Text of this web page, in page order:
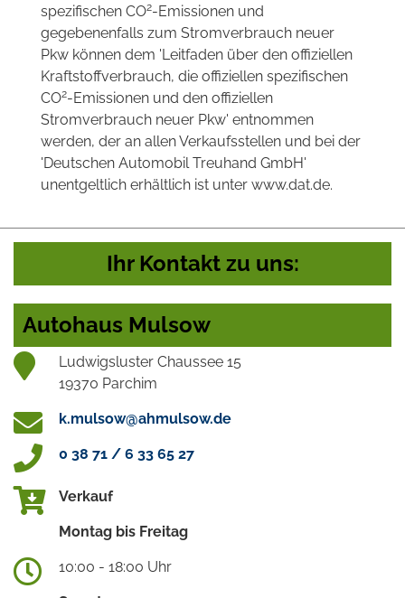
spezifischen CO2-Emissionen und
gegebenenfalls zum Stromverbrauch neuer
Pkw können dem 'Leitfaden über den offiziellen
Kraftstoffverbrauch, die offiziellen spezifischen
CO2-Emissionen und den offiziellen
Stromverbrauch neuer Pkw' entnommen
werden, der an allen Verkaufsstellen und bei der
'Deutschen Automobil Treuhand GmbH'
unentgeltlich erhältlich ist unter www.dat.de.
Ihr Kontakt zu uns:
Autohaus Mulsow
Ludwigsluster Chaussee 15
19370 Parchim
k.mulsow@ahmulsow.de
0 38 71 / 6 33 65 27
Verkauf
Montag bis Freitag
10:00 - 18:00 Uhr